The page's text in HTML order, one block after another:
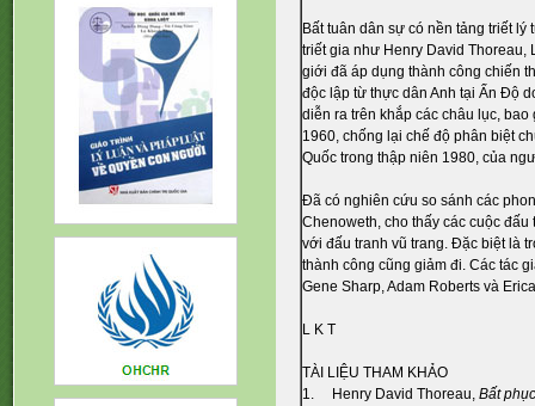
CÁC KHUYẾN NGHỊ ĐỐI
VỚI VIỆT NAM TẠI UPR -
2024
Bất tuân dân sự có nền tảng triết
triết gia như Henry David Thoreau,
giới đã áp dụng thành công chiến
độc lập từ thực dân Anh tại Ấn Độ
diễn ra trên khắp các châu lục,
1960, chống lại chế độ phân biệt
Quốc trong thập niên 1980, của
Đã có nghiên cứu so sánh các
Chenoweth, cho thấy các cuộc
với đấu tranh vũ trang. Đặc biệt là
thành công cũng giảm đi. Các tác
Gene Sharp, Adam Roberts và
L K T
TÀI LIỆU THAM KHẢO
1.
Henry David Thoreau, Bất